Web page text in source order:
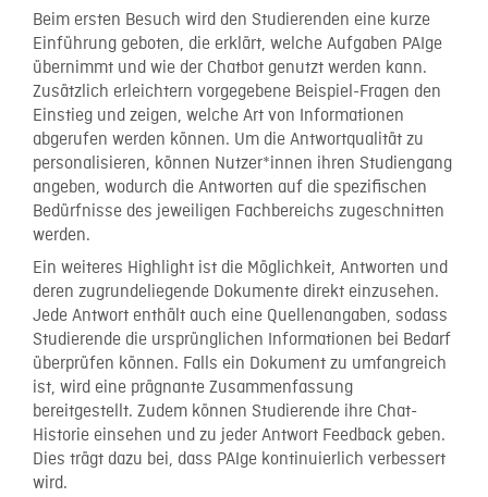
Beim ersten Besuch wird den Studierenden eine kurze
Einführung geboten, die erklärt, welche Aufgaben PAIge
übernimmt und wie der Chatbot genutzt werden kann.
Zusätzlich erleichtern vorgegebene Beispiel-Fragen den
Einstieg und zeigen, welche Art von Informationen
abgerufen werden können. Um die Antwortqualität zu
personalisieren, können Nutzer*innen ihren Studiengang
angeben, wodurch die Antworten auf die spezifischen
Bedürfnisse des jeweiligen Fachbereichs zugeschnitten
werden.
Ein weiteres Highlight ist die Möglichkeit, Antworten und
deren zugrundeliegende Dokumente direkt einzusehen.
Jede Antwort enthält auch eine Quellenangaben, sodass
Studierende die ursprünglichen Informationen bei Bedarf
überprüfen können. Falls ein Dokument zu umfangreich
ist, wird eine prägnante Zusammenfassung
bereitgestellt. Zudem können Studierende ihre Chat-
Historie einsehen und zu jeder Antwort Feedback geben.
Dies trägt dazu bei, dass PAIge kontinuierlich verbessert
wird.